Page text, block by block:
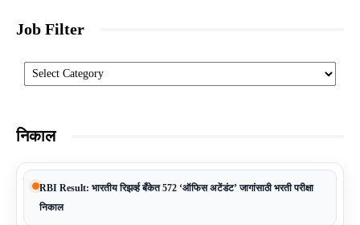
Job Filter
Categories
निकाल
RBI Result: भारतीय रिझर्व्ह बँकेत 572 ‘ऑफिस अटेंडंट’ जागांसाठी भरती परीक्षा
निकाल